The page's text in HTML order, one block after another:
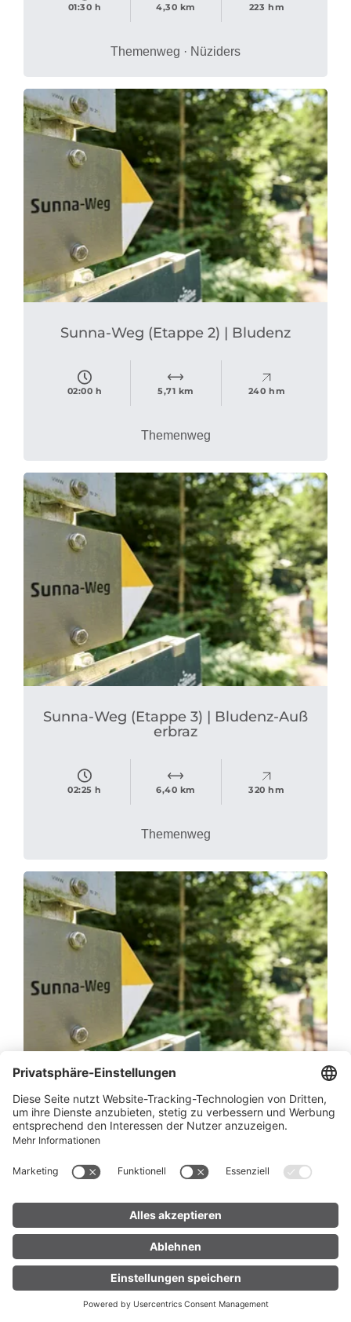
LIVE
01:30 h 4,30 km 223 hm
Themenweg · Nüziders
Sunna-Weg (Etappe 2) | Bludenz
02:00 h 5,71 km 240 hm
Themenweg
Sunna-Weg (Etappe 3) | Bludenz-Auß
erbraz
02:25 h 6,40 km 320 hm
Themenweg
Sunna-Weg | Nüziders-Bludenz-Außer
braz
Themenweg · Nüziders